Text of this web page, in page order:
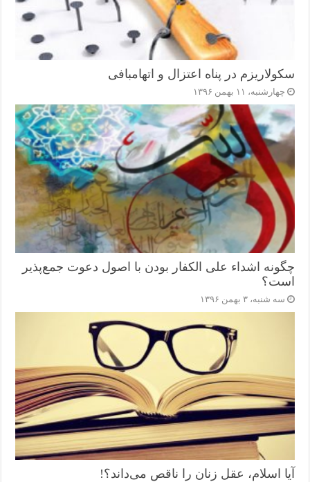
سکولاریزم در پناه اعتزال و اتهام‎بافی
چهارشنبه، ۱۱ بهمن ۱۳۹۶
چگونه اشداء علی الکفار بودن با اصول دعوت جمع‌پذیر
است؟
سه شنبه، ۳ بهمن ۱۳۹۶
آیا اسلام، عقل زنان را ناقص می‌داند؟!